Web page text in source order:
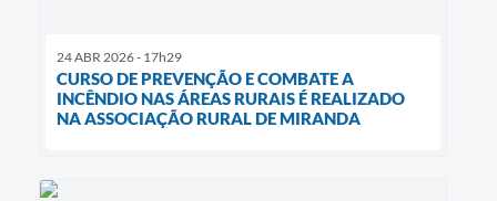
24 ABR 2026 - 17h29
CURSO DE PREVENÇÃO E COMBATE A
INCÊNDIO NAS ÁREAS RURAIS É REALIZADO
NA ASSOCIAÇÃO RURAL DE MIRANDA